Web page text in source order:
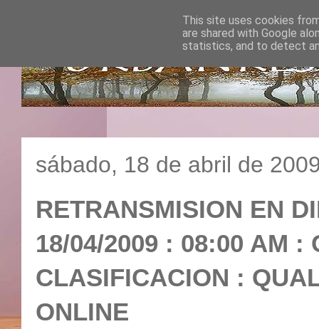
sábado, 18 de abril de
RETRANSMISION EN
18/04/2009 : 08:00 AM :
CLASIFICACION :
ONLINE
This site uses cookies
are shared with Google
statistics, and to detect